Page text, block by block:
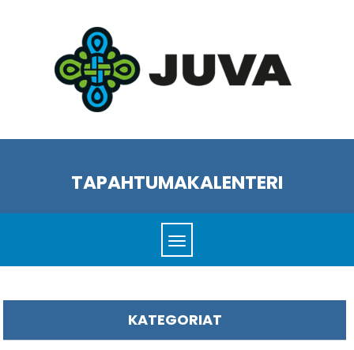
TAPAHTUMAKALENTERI
KATEGORIAT